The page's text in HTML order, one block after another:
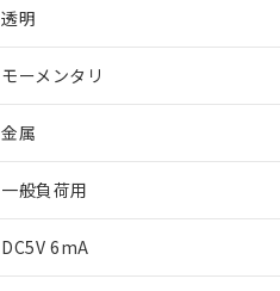
透明
モーメンタリ
金属
一般負荷用
DC5V 6mA